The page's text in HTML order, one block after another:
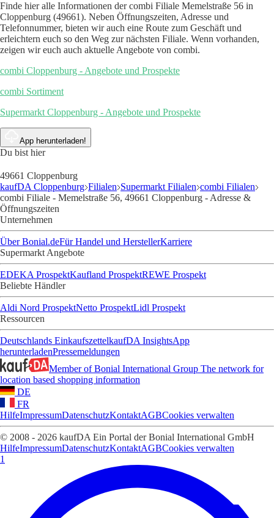
Finde hier alle Informationen der combi Filiale Memelstraße 56 in
Cloppenburg (49661). Neben Öffnungszeiten, Adresse und
Telefonnummer, bieten wir auch eine Route zum Geschäft und
erleichtern euch so den Weg zur nächsten Filiale. Wenn vorhanden,
zeigen wir euch auch aktuelle Angebote von combi.
combi Cloppenburg - Angebote und Prospekte
combi Sortiment
Supermarkt Cloppenburg - Angebote und Prospekte
App herunterladen!
Du bist hier
49661 Cloppenburg
kaufDA Cloppenburg Filialen Supermarkt Filialen combi Filialen
combi Filiale - Memelstraße 56, 49661 Cloppenburg - Adresse &
Öffnungszeiten
Unternehmen
Über Bonial.deFür Handel und HerstellerKarriere
Supermarkt Angebote
EDEKA ProspektKaufland ProspektREWE Prospekt
Beliebte Händler
Aldi Nord ProspektNetto ProspektLidl Prospekt
Ressourcen
Deutschlands EinkaufszettelkaufDA InsightsApp
herunterladenPressemeldungen
Member of Bonial International Group The network for
location based shopping information
DE
FR
HilfeImpressumDatenschutzKontaktAGBCookies verwalten
© 2008 - 2026 kaufDA Ein Portal der Bonial International GmbH
HilfeImpressumDatenschutzKontaktAGBCookies verwalten
1